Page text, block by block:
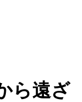
ら遠ざ